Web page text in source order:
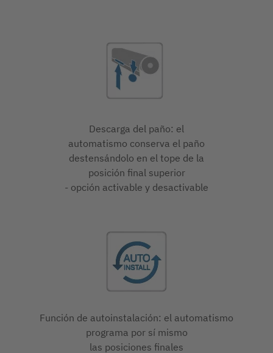
Descarga del paño: el
automatismo conserva el paño
destensándolo en el tope de la
posición final superior
- opción activable y desactivable
Función de autoinstalación: el automatismo
programa por sí mismo
las posiciones finales